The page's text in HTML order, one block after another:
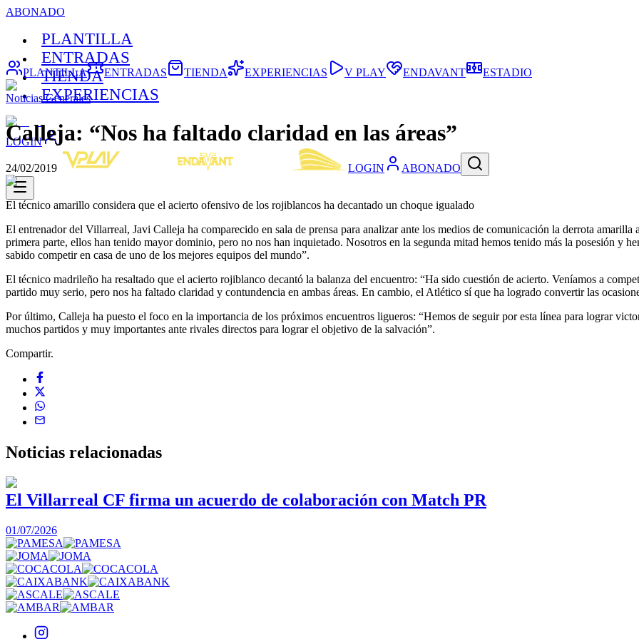
ABONADO
PLANTILLA
ENTRADAS
TIENDA
EXPERIENCIAS
LOGIN
LOGIN ABONADO
PLANTILLA ENTRADAS TIENDA EXPERIENCIAS V PLAY ENDAVANT ESTADIO
Noticias Generales
Calleja: “Nos ha faltado claridad en las áreas”
24/02/2019
El técnico amarillo considera que el acierto ofensivo de los rojiblancos ha decantado un choque igualado
El entrenador del Villarreal, Javi Calleja ha comparecido en sala de prensa para analizar ante los medios de comunicación la derrota
primera parte, ellos han tenido mayor dominio, pero no nos han inquietado. Nosotros en la segunda mitad hemos tenido más la posesión y
sabido competir en casa de uno de los mejores equipos del mundo”.
El técnico madrileño ha resaltado que el acierto rojiblanco decantó la balanza del encuentro: “Ha sido cuestión de acierto. Veníamos a
partido muy serio, pero nos ha faltado claridad y contundencia en ambas áreas. En cambio, el Atlético sí que ha logrado convertir las
Por último, Calleja ha puesto el foco en la importancia de los próximos encuentros ligueros: “Hemos de seguir por esta línea para lograr
muchos partidos y muy importantes ante rivales directos para lograr el objetivo de la salvación”.
Compartir.
Noticias relacionadas
El Villarreal CF firma un acuerdo de colaboración con Match PR
01/07/2026